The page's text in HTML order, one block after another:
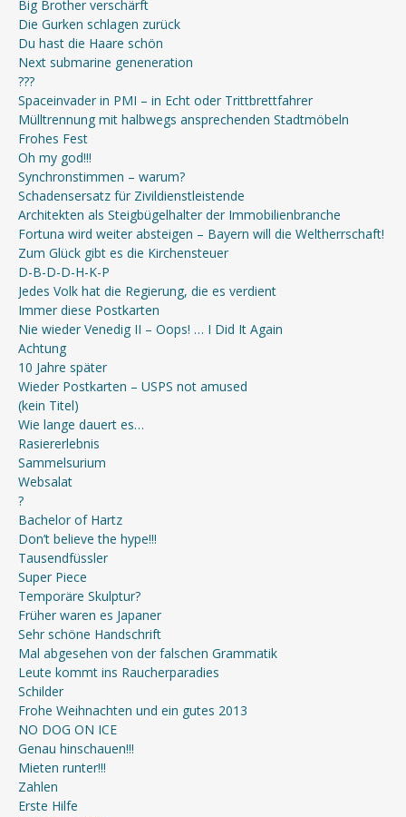
Big Brother verschärft
Die Gurken schlagen zurück
Du hast die Haare schön
Next submarine geneneration
???
Spaceinvader in PMI – in Echt oder Trittbrettfahrer
Mülltrennung mit halbwegs ansprechenden Stadtmöbeln
Frohes Fest
Oh my god!!!
Synchronstimmen – warum?
Schadensersatz für Zivildienstleistende
Architekten als Steigbügelhalter der Immobilienbranche
Fortuna wird weiter absteigen – Bayern will die Weltherrschaft!
Zum Glück gibt es die Kirchensteuer
D-B-D-D-H-K-P
Jedes Volk hat die Regierung, die es verdient
Immer diese Postkarten
Nie wieder Venedig II – Oops! … I Did It Again
Achtung
10 Jahre später
Wieder Postkarten – USPS not amused
(kein Titel)
Wie lange dauert es…
Rasiererlebnis
Sammelsurium
Websalat
?
Bachelor of Hartz
Don’t believe the hype!!!
Tausendfüssler
Super Piece
Temporäre Skulptur?
Früher waren es Japaner
Sehr schöne Handschrift
Mal abgesehen von der falschen Grammatik
Leute kommt ins Raucherparadies
Schilder
Frohe Weihnachten und ein gutes 2013
NO DOG ON ICE
Genau hinschauen!!!
Mieten runter!!!
Zahlen
Erste Hilfe